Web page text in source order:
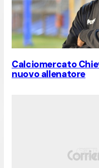
Calciomercato
nuovo allenatore